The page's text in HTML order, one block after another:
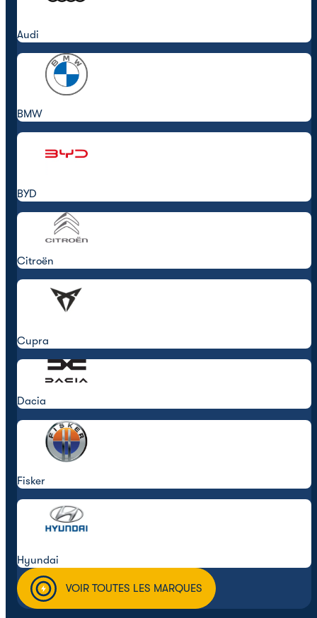
Audi
BMW
BYD
Citroën
Cupra
Dacia
Fisker
Hyundai
VOIR TOUTES LES MARQUES